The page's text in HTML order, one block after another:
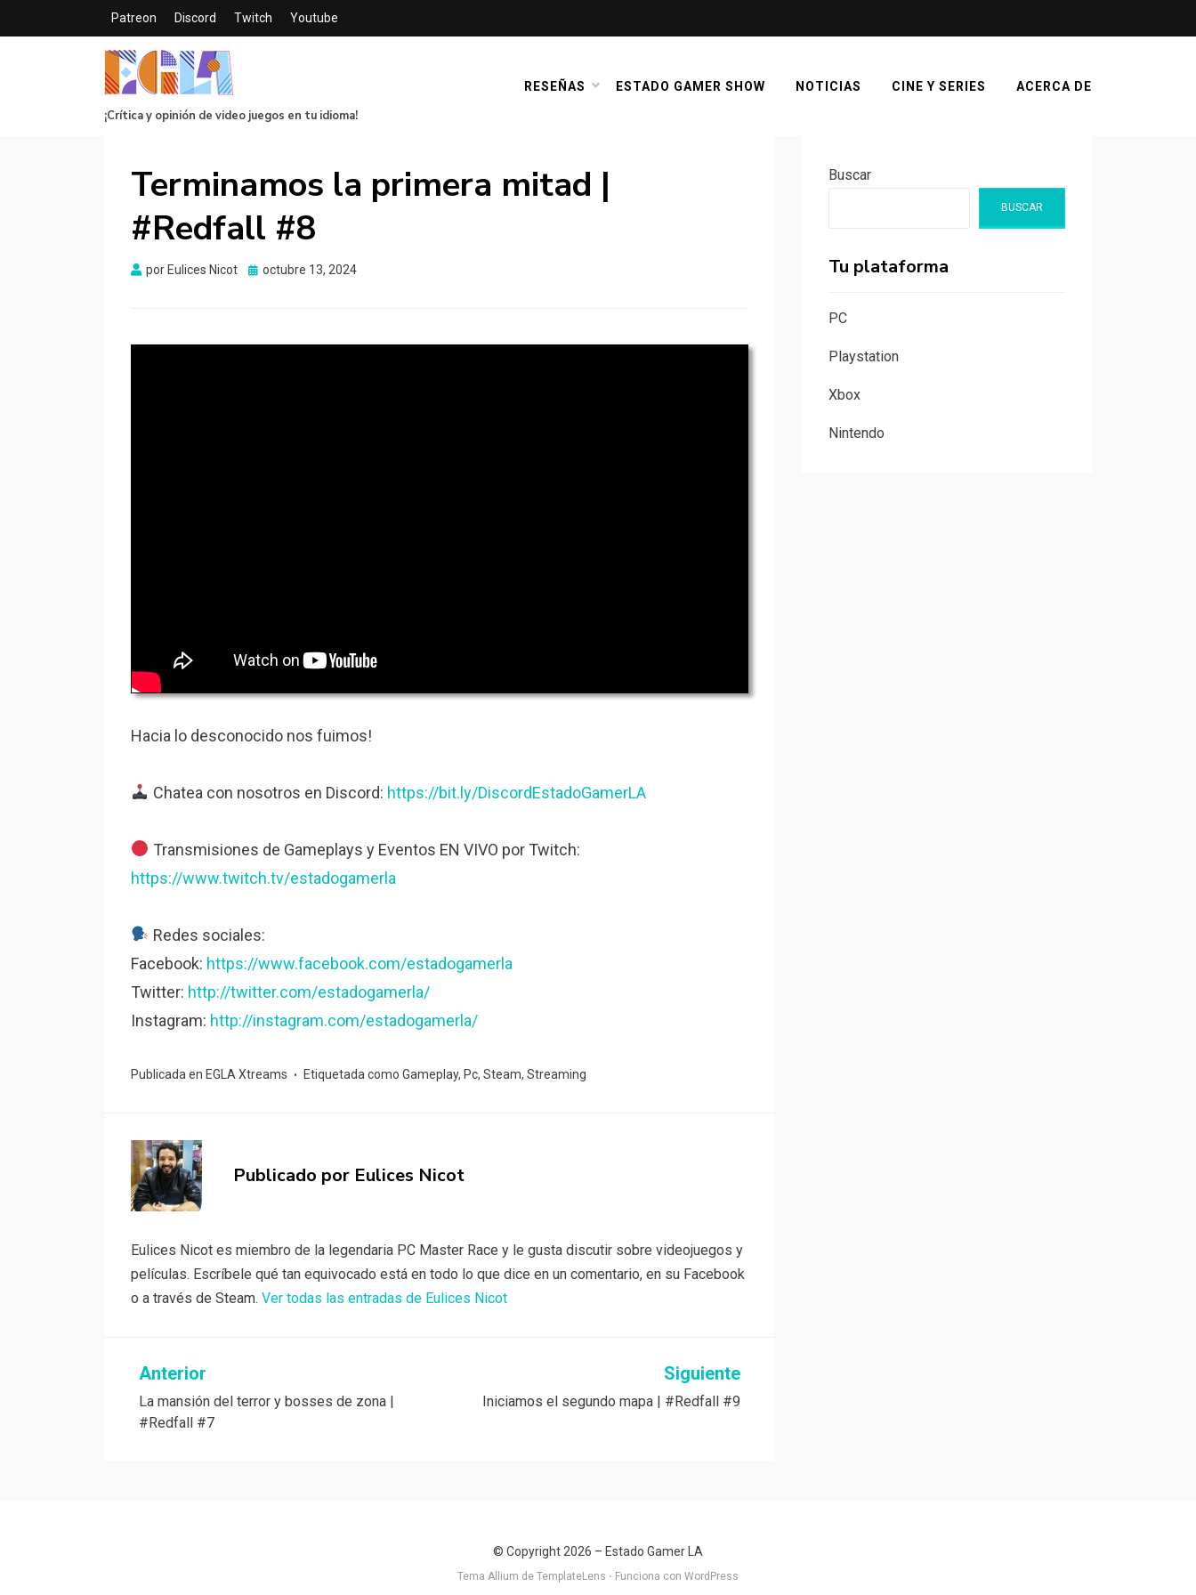
Patreon Discord Twitch Youtube
¡Crítica y opinión de video juegos en tu idioma!
RESEÑAS ESTADO GAMER SHOW NOTICIAS CINE Y SERIES ACERCA DE
Terminamos la primera mitad |
#Redfall #8
por Eulices Nicot
Publicado
octubre 13, 2024
Hacia lo desconocido nos fuimos!
Chatea con nosotros en Discord: https://bit.ly/DiscordEstadoGamerLA
Transmisiones de Gameplays y Eventos EN VIVO por Twitch:
https://www.twitch.tv/estadogamerla
Redes sociales:
Facebook: https://www.facebook.com/estadogamerla
Twitter: http://twitter.com/estadogamerla/
Instagram: http://instagram.com/estadogamerla/
Publicada en EGLA Xtreams Etiquetada como Gameplay, Pc, Steam, Streaming
Publicado por Eulices Nicot
Eulices Nicot es miembro de la legendaria PC Master Race y le gusta discutir sobre videojuegos y
películas. Escríbele qué tan equivocado está en todo lo que dice en un comentario, en su Facebook
o a través de Steam. Ver todas las entradas de Eulices Nicot
Navegación
de
Anterior
La mansión del terror y bosses de zona |
#Redfall #7
Siguiente
Iniciamos el segundo mapa | #Redfall #9
Buscar
BUSCAR
Tu plataforma
PC
Playstation
Xbox
Nintendo
© Copyright 2026 – Estado Gamer LA
Tema Allium de TemplateLens ⋅ Funciona con WordPress